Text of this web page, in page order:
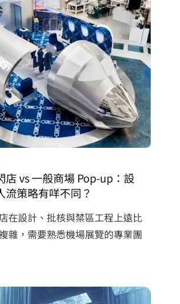
店 vs 一般商場 Pop-up：設
流策略有咩不同？
在設計、批核與禁區工程上遠比
雜，需要熟悉機場展覽的專業團